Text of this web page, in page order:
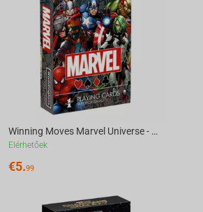
Winning Moves Marvel Universe - Waddingtons No.1 Playing Cards
Elérhetőek
€5.99